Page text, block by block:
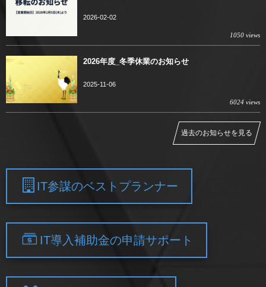
2026-02-02
1050 views
2026年度_冬季休業のお知らせ
2025-11-06
6024 views
過去のお知らせを見る
IT参謀のベストプランナー
IT導入補助金の申請サポート